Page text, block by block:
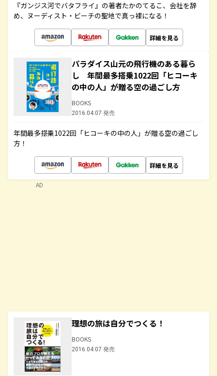
『ガンジス河でバタフライ』の著者たかのてるこ、会社を辞
め、ヌーディスト・ビーチの聖地で真っ裸になる！
詳細を見る
パラダイス山元の飛行機のある暮ら
し 年間最多搭乗1022回「ヒコーキ
の中の人」が贈る空の過ごし方
BOOKS
2016.04.07 発売
年間最多搭乗1022回「ヒコーキの中の人」が贈る空の過ごし
方！
詳細を見る
理想の旅は自分でつくる！
BOOKS
2016.04.07 発売
AD